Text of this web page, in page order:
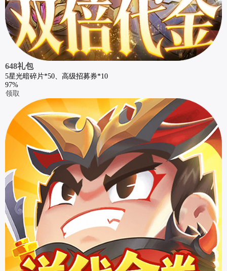
648礼包
5星光暗碎片*50、高级招募券*10
97%
领取